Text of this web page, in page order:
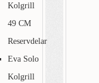
Kolgrill
49 CM
Reservdelar
Eva Solo
Kolgrill